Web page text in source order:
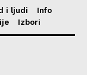
i ljudi
Info
Izbori